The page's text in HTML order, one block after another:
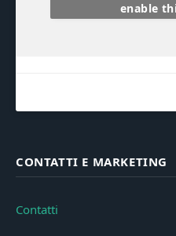
enable
CONTATTI E MARKETING
Contatti